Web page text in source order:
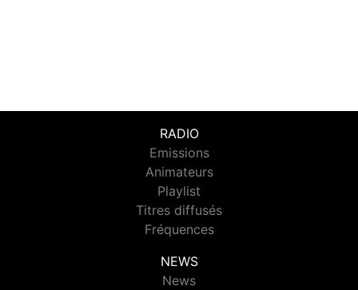
RADIO
Emissions
Animateurs
Playlist
Titres diffusés
Fréquences
NEWS
News